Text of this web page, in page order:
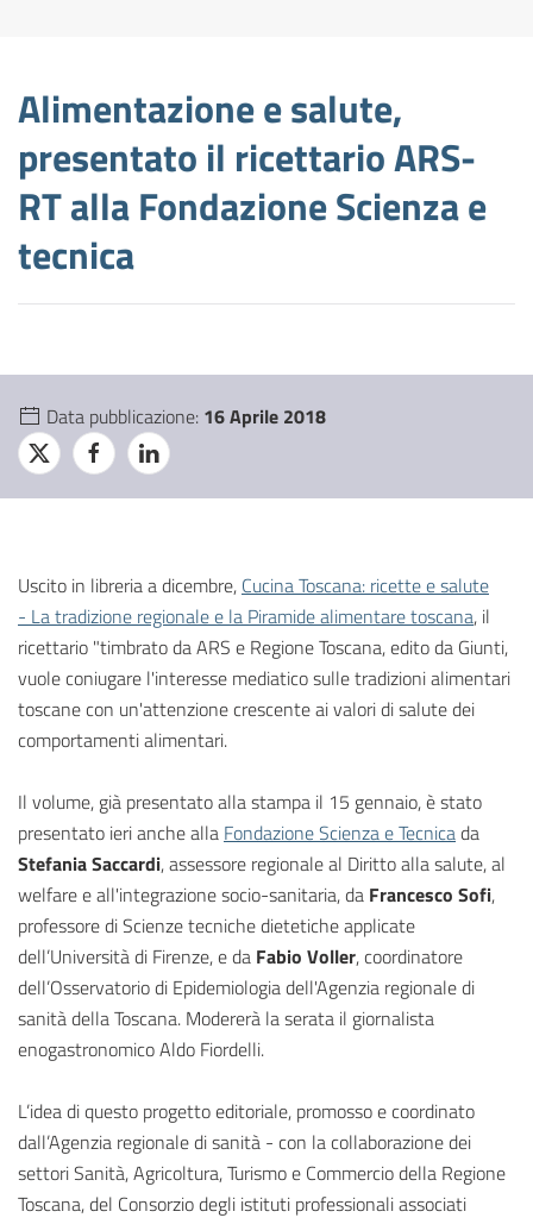
Alimentazione e salute,
presentato il ricettario ARS-
RT alla Fondazione Scienza e
tecnica
Data pubblicazione: 16 Aprile 2018
Uscito in libreria a dicembre, Cucina Toscana: ricette e salute
- La tradizione regionale e la Piramide alimentare toscana, il
ricettario "timbrato da ARS e Regione Toscana, edito da Giunti,
vuole coniugare l'interesse mediatico sulle tradizioni alimentari
toscane con un'attenzione crescente ai valori di salute dei
comportamenti alimentari.
Il volume, già presentato alla stampa il 15 gennaio, è stato
presentato ieri anche alla Fondazione Scienza e Tecnicada
Stefania Saccardi, assessore regionale al Diritto alla salute, al
welfare e all'integrazione socio-sanitaria, da Francesco Sofi,
professore di Scienze tecniche dietetiche applicate
dell’Università di Firenze, e da Fabio Voller, coordinatore
dell’Osservatorio di Epidemiologia dell'Agenzia regionale di
sanità della Toscana. Modererà la serata il giornalista
enogastronomico Aldo Fiordelli.
L’idea di questo progetto editoriale, promosso e coordinato
dall’Agenzia regionale di sanità - con la collaborazione dei
settori Sanità, Agricoltura, Turismo e Commercio della Regione
Toscana, del Consorzio degli istituti professionali associati